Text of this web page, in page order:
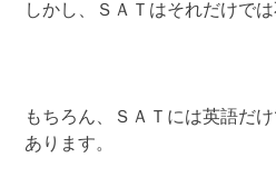
しかし、ＳＡＴはそれだけでは
もちろん、ＳＡＴには英語だ
あります。